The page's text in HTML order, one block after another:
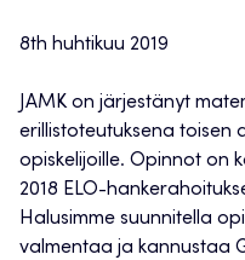
8th huhtikuu 2019
JAMK on järjestänyt
erillistoteutuksena toisen
opiskelijoille. Opinnot on
2018 ELO-
Halusimme suunnitella
valmentaa ja kannustaa